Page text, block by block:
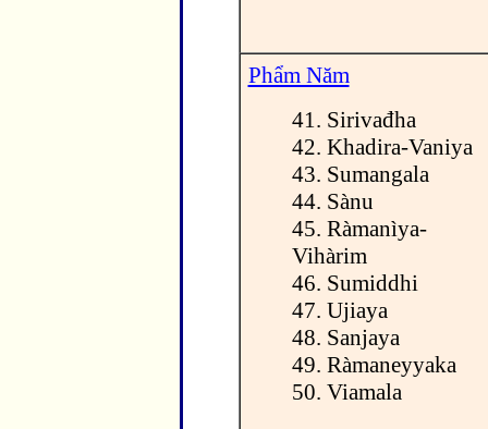
Phẩm Năm
41. Sirivađha
42. Khadira-Vaniya
43. Sumangala
44. Sànu
45. Ràmanìya-
Vihàrim
46. Sumiddhi
47. Ujiaya
48. Sanjaya
49. Ràmaneyyaka
50. Viamala